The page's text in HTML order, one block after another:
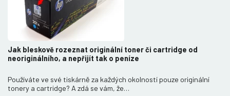
Jak bleskově rozeznat originální toner či cartridge od
neoriginálního, a nepřijít tak o peníze
Používáte ve své tiskárně za každých okolností pouze originální
tonery a cartridge? A zdá se vám, že…